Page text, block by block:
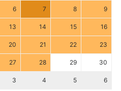
6 7 8 9
13 14 15 16
20 21 22 23
27 28 29 30
3 4 5 6